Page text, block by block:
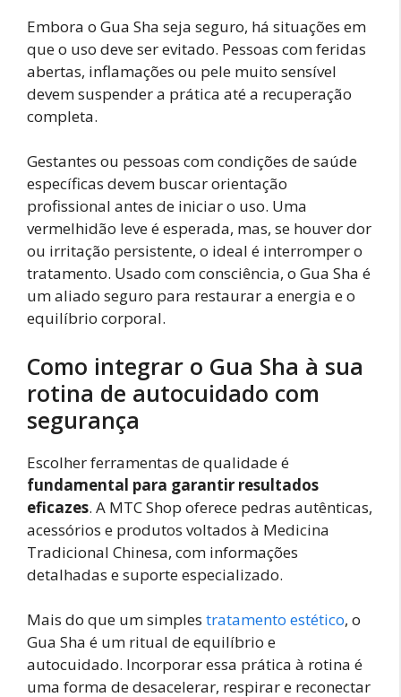
Embora o Gua Sha seja seguro, há situações em
que o uso deve ser evitado. Pessoas com feridas
abertas, inflamações ou pele muito sensível
devem suspender a prática até a recuperação
completa.
Gestantes ou pessoas com condições de saúde
específicas devem buscar orientação
profissional antes de iniciar o uso. Uma
vermelhidão leve é esperada, mas, se houver dor
ou irritação persistente, o ideal é interromper o
tratamento. Usado com consciência, o Gua Sha é
um aliado seguro para restaurar a energia e o
equilíbrio corporal.
Como integrar o Gua Sha à sua
rotina de autocuidado com
segurança
Escolher ferramentas de qualidade é
fundamental para garantir resultados
eficazes. A MTC Shop oferece pedras autênticas,
acessórios e produtos voltados à Medicina
Tradicional Chinesa, com informações
detalhadas e suporte especializado.
Mais do que um simples tratamento estético, o
Gua Sha é um ritual de equilíbrio e
autocuidado. Incorporar essa prática à rotina é
uma forma de desacelerar, respirar e reconectar